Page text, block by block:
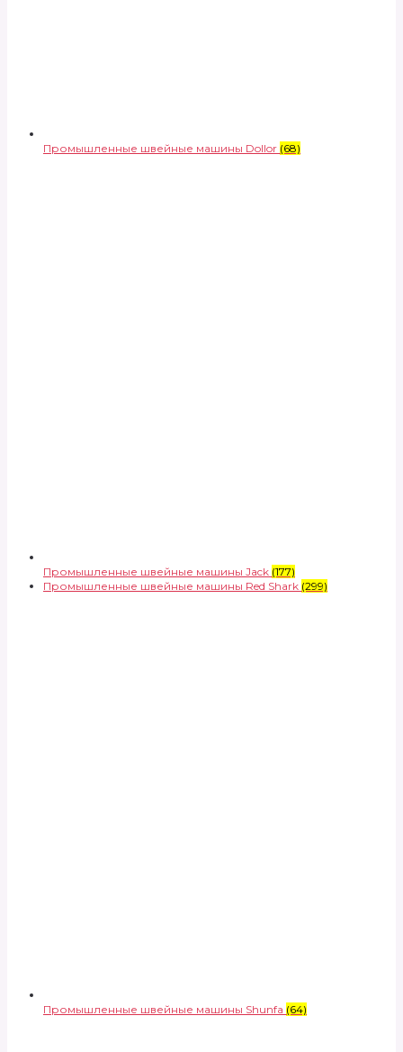
Промышленные швейные машины Dollor (68)
Промышленные швейные машины Jack (177)
Промышленные швейные машины Red Shark (299)
Промышленные швейные машины Shunfa (64)